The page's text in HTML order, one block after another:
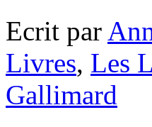
Ecrit par
Livres, Les
Gallimard